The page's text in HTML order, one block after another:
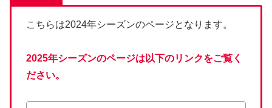
こちらは2024年シーズンのページとなります。
2025年シーズンのページは以下のリンクをご覧く
ださい。